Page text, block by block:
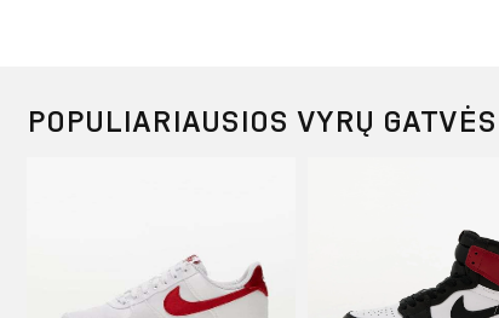
POPULIARIAUSIOS VYRŲ